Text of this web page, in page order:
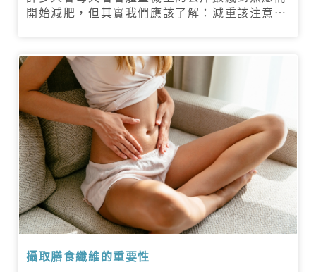
開始減肥，但其實我們應該了解：減重該注意的
攝取膳食纖維的重要性